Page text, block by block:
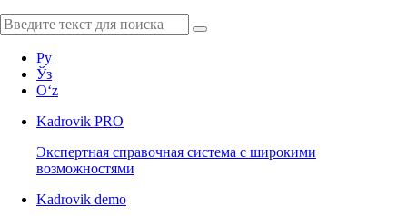
Ру
Ўз
Oʻz
Kadrovik PRO
Экспертная справочная система с широкими
возможностями
Kadrovik demo